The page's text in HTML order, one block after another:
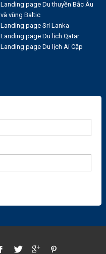
Landing page Du thuyền Bắc Âu
và vùng Baltic
Landing page Sri Lanka
Landing page Du lịch Qatar
Landing page Du lịch Ai Cập